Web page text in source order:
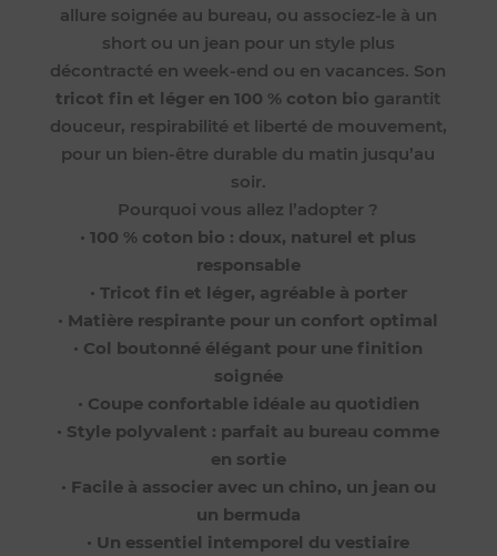
allure soignée au bureau, ou associez-le à un
short ou un jean pour un style plus
décontracté en week-end ou en vacances. Son
tricot fin et léger en 100 % coton bio garantit
douceur, respirabilité et liberté de mouvement,
pour un bien-être durable du matin jusqu’au
soir.
Pourquoi vous allez l’adopter ?
•100 % coton bio : doux, naturel et plus
responsable
• Tricot fin et léger, agréable à porter
• Matière respirante pour un confort optimal
• Col boutonné élégant pour une finition
soignée
• Coupe confortable idéale au quotidien
• Style polyvalent : parfait au bureau comme
en sortie
• Facile à associer avec un chino, un jean ou
un bermuda
• Un essentiel intemporel du vestiaire